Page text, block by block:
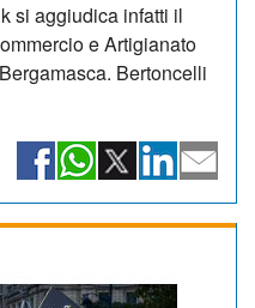
si aggiudica infatti il
e Artigianato
Bertoncelli